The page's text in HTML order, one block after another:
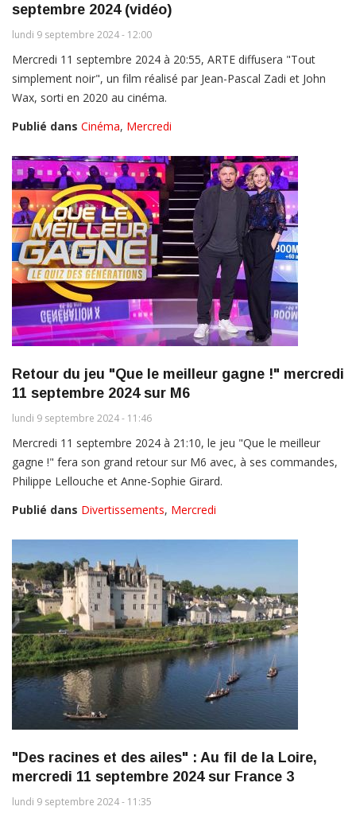
septembre 2024 (vidéo)
lundi 9 septembre 2024 - 12:00
Mercredi 11 septembre 2024 à 20:55, ARTE diffusera "Tout
simplement noir", un film réalisé par Jean-Pascal Zadi et John
Wax, sorti en 2020 au cinéma.
Publié dans Cinéma, Mercredi
Retour du jeu "Que le meilleur gagne !" mercredi
11 septembre 2024 sur M6
lundi 9 septembre 2024 - 11:46
Mercredi 11 septembre 2024 à 21:10, le jeu "Que le meilleur
gagne !" fera son grand retour sur M6 avec, à ses commandes,
Philippe Lellouche et Anne-Sophie Girard.
Publié dans Divertissements, Mercredi
"Des racines et des ailes" : Au fil de la Loire,
mercredi 11 septembre 2024 sur France 3
lundi 9 septembre 2024 - 11:35